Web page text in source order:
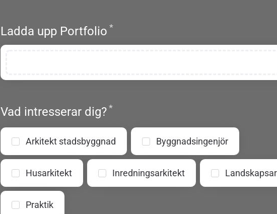
Ladda upp Portfolio *
Vad intresserar dig?*
Arkitekt stadsbyggnad Byggnadsingenjör
Husarkitekt Inredningsarkitekt
Praktik